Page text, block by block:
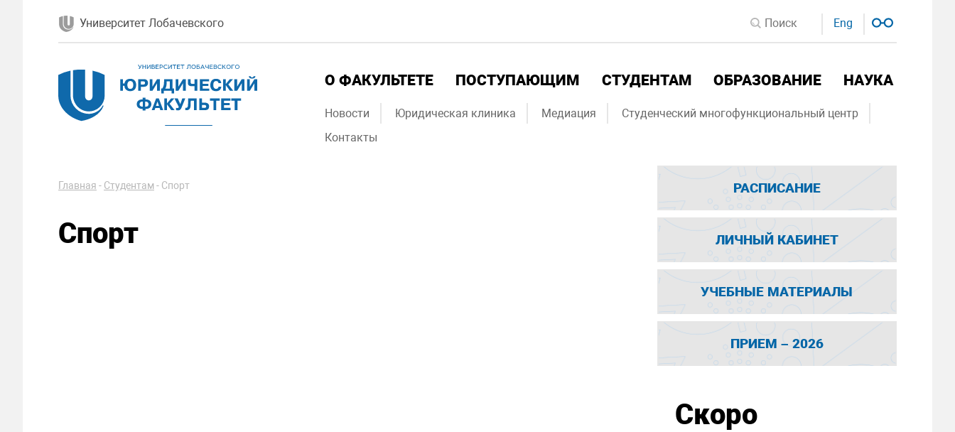
Университет Лобачевского Eng
О ФАКУЛЬТЕТЕ ПОСТУПАЮЩИМ СТУДЕНТАМ ОБРАЗОВАНИЕ НАУКА
Новости Юридическая клиника Медиация
Студенческий многофункциональный центр
Контакты
Главная - Студентам - Спорт
Спорт
РАСПИСАНИЕ
ЛИЧНЫЙ КАБИНЕТ
УЧЕБНЫЕ МАТЕРИАЛЫ
ПРИЕМ – 2026
Скоро